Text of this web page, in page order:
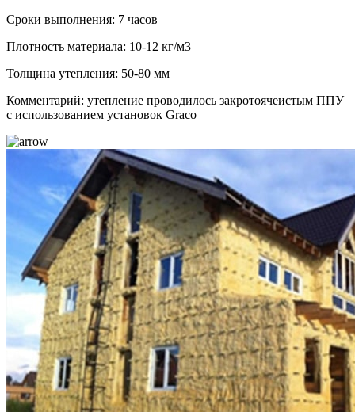
Сроки выполнения: 7 часов
Плотность материала: 10-12 кг/м3
Толщина утепления: 50-80 мм
Комментарий: утепление проводилось закротоячеистым ППУ
с использованием установок Graco